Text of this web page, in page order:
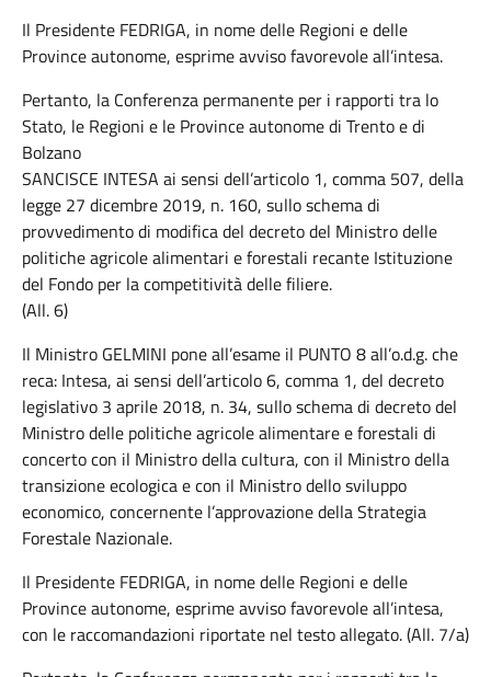
Il Presidente FEDRIGA, in nome delle Regioni e delle
Province autonome, esprime avviso favorevole all’intesa.
Pertanto, la Conferenza permanente per i rapporti tra lo
Stato, le Regioni e le Province autonome di Trento e di
Bolzano
SANCISCE INTESA ai sensi dell’articolo 1, comma 507, della
legge 27 dicembre 2019, n. 160, sullo schema di
provvedimento di modifica del decreto del Ministro delle
politiche agricole alimentari e forestali recante Istituzione
del Fondo per la competitività delle filiere.
(All. 6)
Il Ministro GELMINI pone all’esame il PUNTO 8 all’o.d.g. che
reca: Intesa, ai sensi dell’articolo 6, comma 1, del decreto
legislativo 3 aprile 2018, n. 34, sullo schema di decreto del
Ministro delle politiche agricole alimentare e forestali di
concerto con il Ministro della cultura, con il Ministro della
transizione ecologica e con il Ministro dello sviluppo
economico, concernente l’approvazione della Strategia
Forestale Nazionale.
Il Presidente FEDRIGA, in nome delle Regioni e delle
Province autonome, esprime avviso favorevole all’intesa,
con le raccomandazioni riportate nel testo allegato. (All. 7/a)